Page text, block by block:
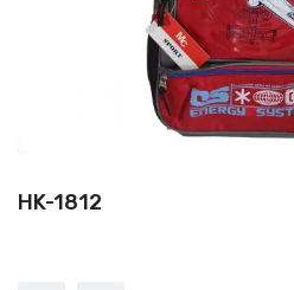
HK-1812